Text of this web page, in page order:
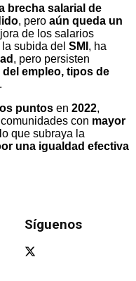
brecha salarial de
, pero aún queda un
de los salarios
subida del SMI , ha
, pero persisten
empleo, tipos de
.
puntos en 2022,
con mayor
que subraya la
una igualdad efectiva
Síguenos